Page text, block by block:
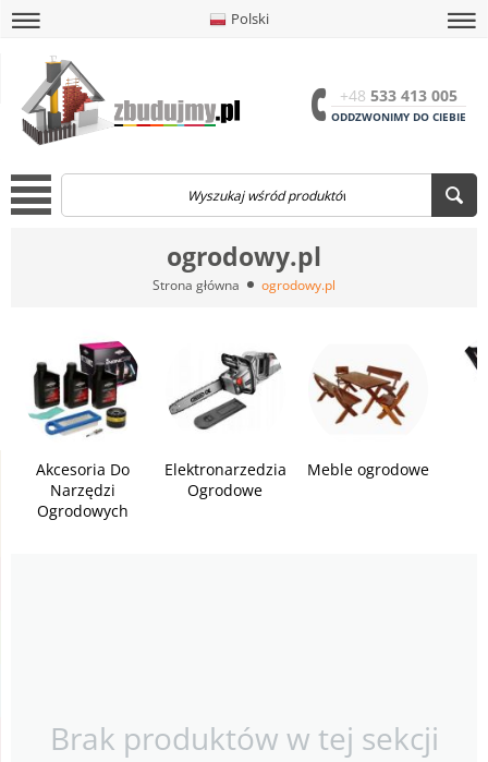
Polski
+48 533 413 005
ODDZWONIMY DO CIEBIE
menu
ogrodowy.pl
Strona główna ogrodowy.pl
Akcesoria Do
Narzędzi
Ogrodowych
Elektronarzedzia
Ogrodowe
Meble ogrodowe
menu
Brak produktów w tej sekcji
menu